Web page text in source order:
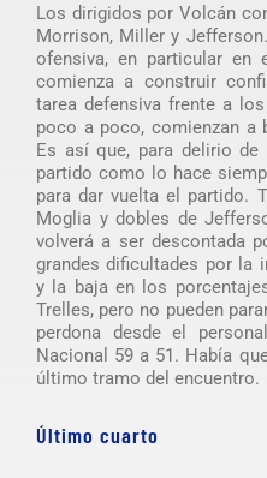
Los dirigidos por Volcán
Morrison, Miller y
ofensiva, en particular en
comienza a construir
tarea defensiva frente a
poco a poco, comienzan a
Es así que, para delirio
partido como lo hace
para dar vuelta el partido.
Moglia y dobles de
volverá a ser descontada
grandes dificultades por la
y la baja en los
Trelles, pero no pueden
perdona desde el
Nacional 59 a 51. Había
último tramo del encuentro.
Último cuarto